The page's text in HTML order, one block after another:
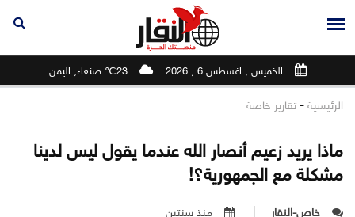
الخميس , اغسطس 6 , 2026 23℃ صنعاء, اليمن
الرئيسية - تقارير خاصة
ماذا يريد زعيم أنصار الله عندما يقول ليس لدينا
مشكلة مع الجمهورية؟!
خاص-النقار منذ سنتين